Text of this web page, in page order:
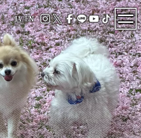
JA/EN